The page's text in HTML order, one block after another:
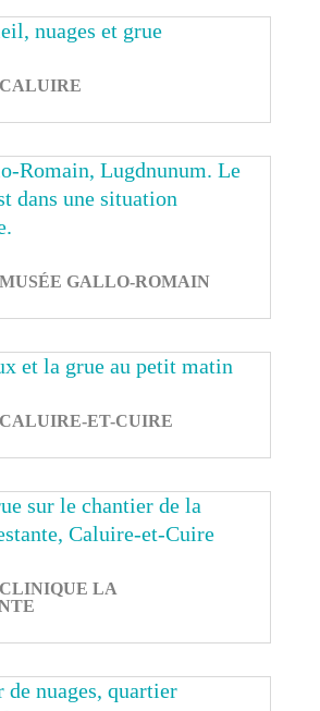
CALUIRE
MUSÉE GALLO-ROMAIN
CALUIRE-ET-CUIRE
CLINIQUE LA